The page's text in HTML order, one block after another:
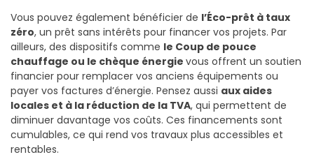
Vous pouvez également bénéficier de l’Éco-prêt à taux
zéro, un prêt sans intérêts pour financer vos projets. Par
ailleurs, des dispositifs comme le Coup de pouce
chauffage ou le chèque énergie vous offrent un soutien
financier pour remplacer vos anciens équipements ou
payer vos factures d’énergie. Pensez aussi aux aides
locales et à la réduction de la TVA, qui permettent de
diminuer davantage vos coûts. Ces financements sont
cumulables, ce qui rend vos travaux plus accessibles et
rentables.